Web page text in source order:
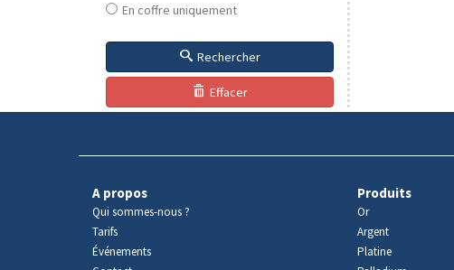
En coffre uniquement
Rechercher
Effacer
A propos
Qui sommes-nous ?
Tarifs
Événements
Produits
Or
Argent
Platine